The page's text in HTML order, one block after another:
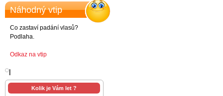
Náhodný vtip
Co zastaví padání vlasů?
Podlaha.
Odkaz na vtip
Kolik je Vám let ?